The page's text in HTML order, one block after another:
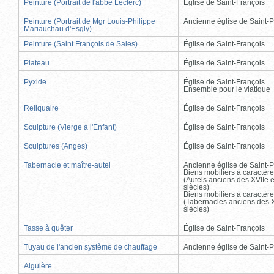
Peinture (Portrait de l'abbé Leclerc) Église de Saint-François
Peinture (Portrait de Mgr Louis-Philippe
Mariauchau d'Esgly)
Ancienne église de Saint-
Peinture (Saint François de Sales) Église de Saint-François
Plateau Église de Saint-François
Pyxide
Église de Saint-François
Ensemble pour le viatique
Reliquaire Église de Saint-François
Sculpture (Vierge à l'Enfant) Église de Saint-François
Sculptures (Anges) Église de Saint-François
Tabernacle et maître-autel
Ancienne église de Saint-
Biens mobiliers à
(Autels anciens des XVIIe
siècles)
Biens mobiliers à
(Tabernacles anciens des
siècles)
Tasse à quêter Église de Saint-François
Tuyau de l'ancien système de chauffage Ancienne église de Saint-
Aiguière